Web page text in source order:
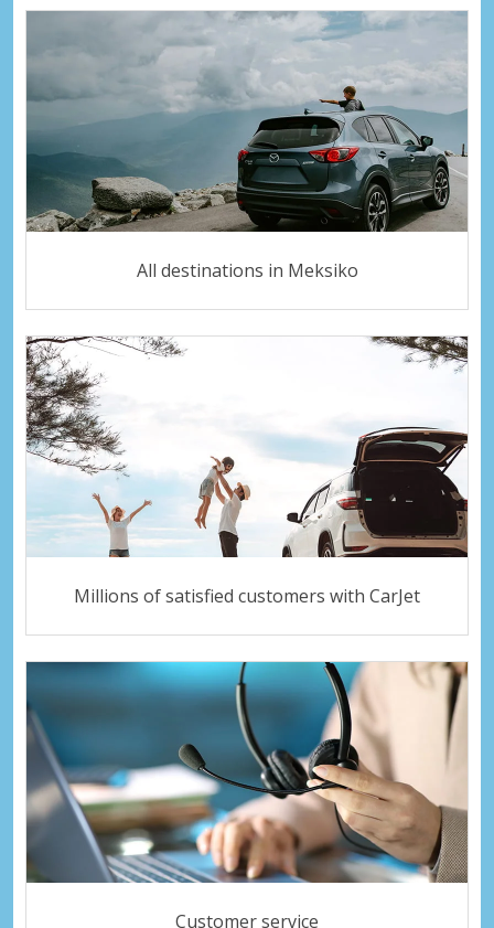
All destinations in Meksiko
Millions of satisfied customers with CarJet
Customer service